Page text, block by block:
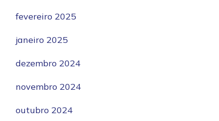
fevereiro 2025
janeiro 2025
dezembro 2024
novembro 2024
outubro 2024